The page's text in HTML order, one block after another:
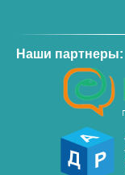
Наши партнеры: